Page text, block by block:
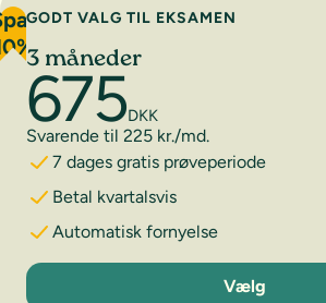
GODT VALG TIL EKSAMEN
3 måneder
675DKK
Svarende til 225 kr./md.
7 dages gratis prøveperiode
Betal kvartalsvis
Automatisk fornyelse
3 måneder
Vælg